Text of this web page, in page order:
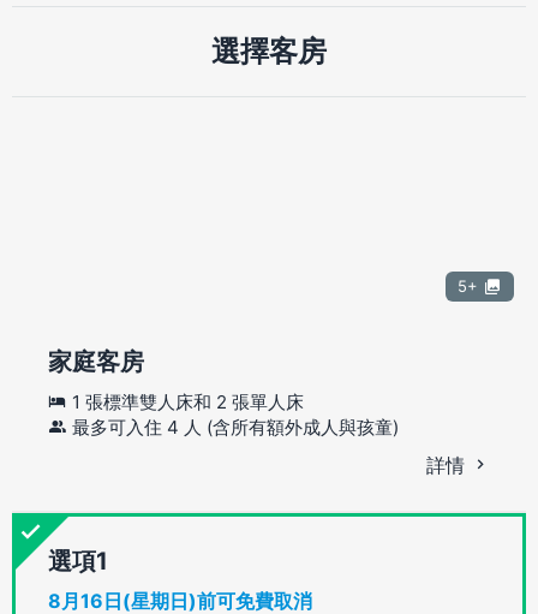
選擇客房
5+
家庭客房
1 張標準雙人床和 2 張單人床
最多可入住 4 人 (含所有額外成人與孩童)
詳情
選項
8月16日(星期日)前可免費取消